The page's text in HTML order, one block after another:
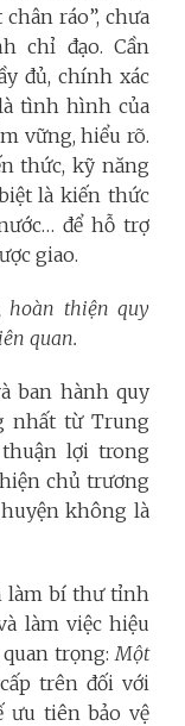
ráo”, chưa
chỉ đạo. Cần
đủ, chính xác
tình hình của
vững, hiểu rõ.
thức, kỹ năng
là kiến thức
để hỗ trợ
giao.
hoàn thiện quy
quan.
ban hành quy
nhất từ Trung
lợi trong
chủ trương
không là
làm bí thư tỉnh
làm việc hiệu
trọng: Một
trên đối với
ưu tiên bảo vệ